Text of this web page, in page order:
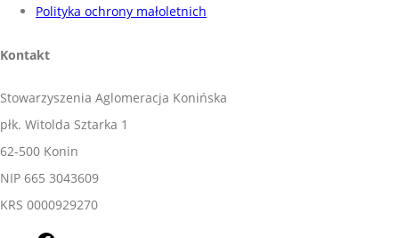
Polityka ochrony małoletnich
Kontakt
Stowarzyszenia Aglomeracja Konińska
płk. Witolda Sztarka 1
62-500 Konin
NIP 665 3043609
KRS 0000929270